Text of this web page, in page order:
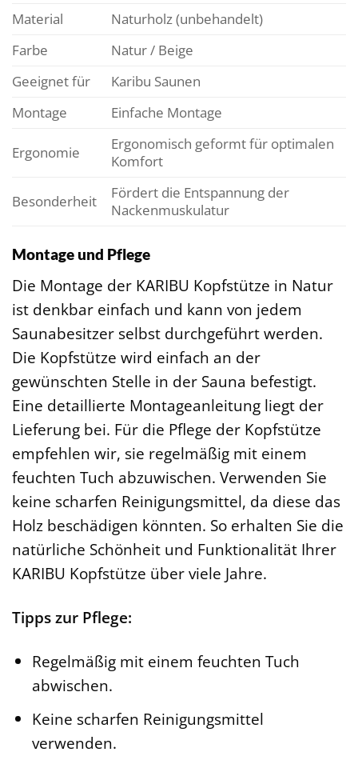
Material
Naturholz (unbehandelt)
Farbe
Natur / Beige
Geeignet für
Karibu Saunen
Montage
Einfache Montage
Ergonomie
Ergonomisch geformt für optimalen
Komfort
Besonderheit
Fördert die Entspannung der
Nackenmuskulatur
Montage und Pflege
Die Montage der KARIBU Kopfstütze in Natur
ist denkbar einfach und kann von jedem
Saunabesitzer selbst durchgeführt werden.
Die Kopfstütze wird einfach an der
gewünschten Stelle in der Sauna befestigt.
Eine detaillierte Montageanleitung liegt der
Lieferung bei. Für die Pflege der Kopfstütze
empfehlen wir, sie regelmäßig mit einem
feuchten Tuch abzuwischen. Verwenden Sie
keine scharfen Reinigungsmittel, da diese das
Holz beschädigen könnten. So erhalten Sie die
natürliche Schönheit und Funktionalität Ihrer
KARIBU Kopfstütze über viele Jahre.
Tipps zur Pflege:
Regelmäßig mit einem feuchten Tuch
abwischen.
Keine scharfen Reinigungsmittel
verwenden.